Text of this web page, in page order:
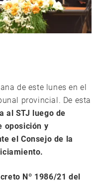
de este lunes en el
provincial. De esta
al STJ luego de
oposición y
el Consejo de la
Nº 1986/21 del